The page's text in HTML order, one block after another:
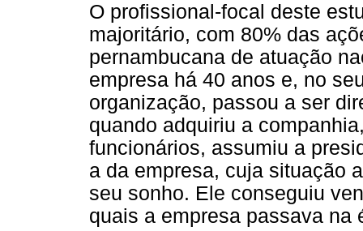
O profissional-focal deste
majoritário, com 80% das
pernambucana de atuação
empresa há 40 anos e, no
organização, passou a ser
quando adquiriu a
funcionários, assumiu a
a da empresa, cuja situação
seu sonho. Ele conseguiu
quais a empresa passava na